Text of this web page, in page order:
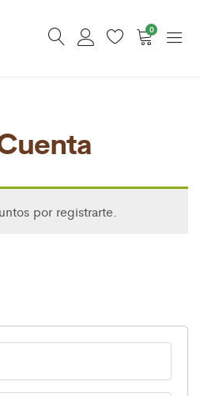
0
por registrarte.